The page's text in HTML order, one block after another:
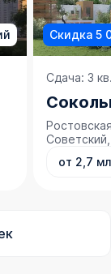
Скидка 5
Сдача: 3
от 2,7